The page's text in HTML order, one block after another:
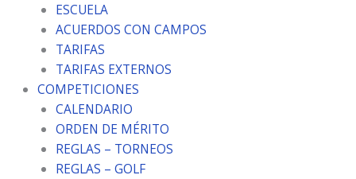
ESCUELA
ACUERDOS CON CAMPOS
TARIFAS
TARIFAS EXTERNOS
COMPETICIONES
CALENDARIO
ORDEN DE MÉRITO
REGLAS – TORNEOS
REGLAS – GOLF